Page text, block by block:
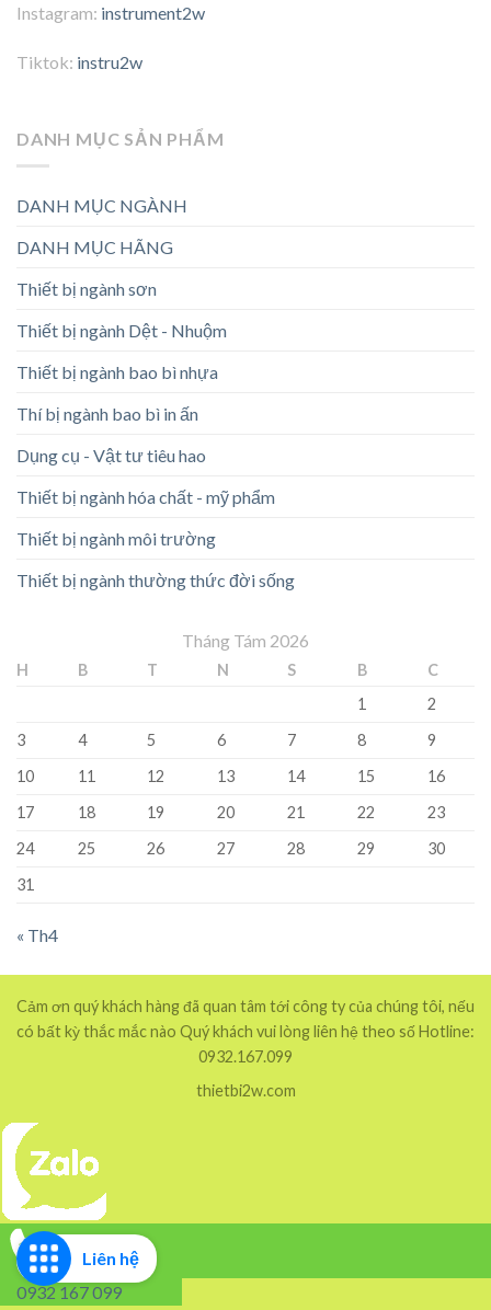
Instagram: instrument2w
Tiktok: instru2w
DANH MỤC SẢN PHẨM
DANH MỤC NGÀNH
DANH MỤC HÃNG
Thiết bị ngành sơn
Thiết bị ngành Dệt - Nhuộm
Thiết bị ngành bao bì nhựa
Thí bị ngành bao bì in ấn
Dụng cụ - Vật tư tiêu hao
Thiết bị ngành hóa chất - mỹ phẩm
Thiết bị ngành môi trường
Thiết bị ngành thường thức đời sống
Tháng Tám 2026
H B T N S B
C
1
2
3
4 5 6 7 8
9
10
11 12 13 14 15
16
17
18 19 20 21 22
23
24
25 26 27 28 29
30
31
« Th4
Cảm ơn quý khách hàng đã quan tâm tới công ty của chúng tôi, nếu
có bất kỳ thắc mắc nào Quý khách vui lòng liên hệ theo số Hotline:
0932.167.099
thietbi2w.com
Liên hệ
0932 167 099